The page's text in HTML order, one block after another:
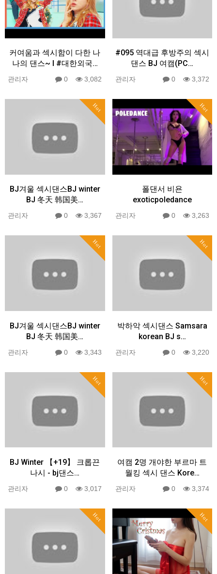
커여움과 섹시함이 다한 나
나의 댄스~ l #대한외국…
관리자 0 3,082
#095 역대급 후방주의 섹시
댄스 BJ 여캠(PC…
관리자 0 3,372
Hot
BJ겨울 섹시댄스BJ winter
BJ 冬天 韩国美…
관리자 0 3,367
Hot
폴댄서 비욘
exoticpoledance
관리자 0 3,263
Hot
BJ겨울 섹시댄스BJ winter
BJ 冬天 韩国美…
관리자 0 3,343
Hot
박하악 섹시댄스 Samsara
korean BJ s…
관리자 0 3,220
Hot
BJ Winter 【+19】 크롭끈
나시 - bj댄스…
관리자 0 3,017
Hot
여캠 2명 개야한 부르마 트
월킹 섹시 댄스 Kore…
관리자 0 3,374
Hot Hot